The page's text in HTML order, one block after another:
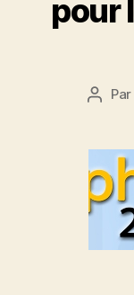
pour
Par